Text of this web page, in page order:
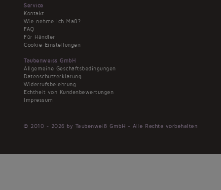
Service
Kontakt
Wie nehme ich Maß?
FAQ
Für Händler
Cookie-Einstellungen
Taubenweiss GmbH
Allgemeine Geschäftsbedingungen
Datenschutzerklärung
Widerrufsbelehrung
Echtheit von Kundenbewertungen
Impressum
© 2010 - 2026 by Taubenweiß GmbH - Alle Rechte vorbehalten